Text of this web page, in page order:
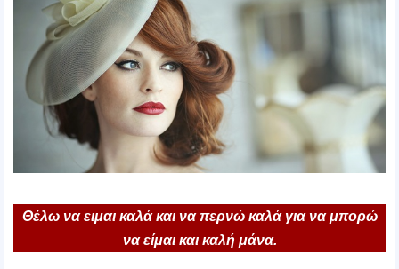
Θέλω να ειμαι καλά και να περνώ καλά για να μπορώ
να είμαι και καλή μάνα.